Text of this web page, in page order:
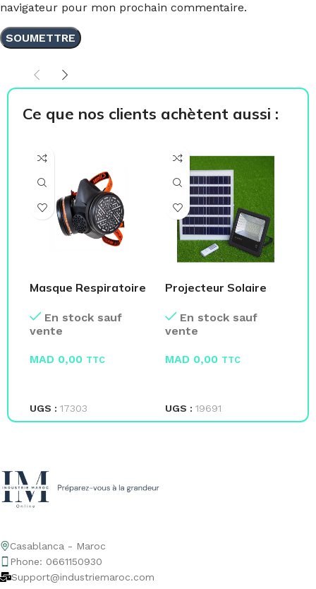
navigateur pour mon prochain commentaire.
Ce que nos clients achètent aussi :
Masque Respiratoire
En stock sauf
vente
MAD 0,00 TTC
UGS : 17303
Projecteur Solaire
En stock sauf
vente
MAD 0,00 TTC
UGS : 19691
Casablanca - Maroc
Phone: 0661150930
Support@industriemaroc.com